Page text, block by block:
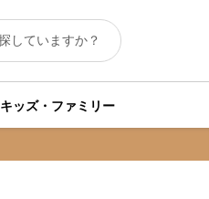
キッズ・ファミリー